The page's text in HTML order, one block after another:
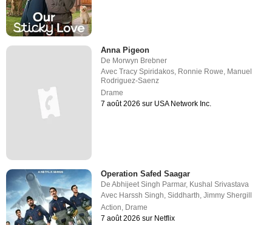
Anna Pigeon
De Morwyn Brebner
AvecTracy Spiridakos, Ronnie Rowe, Manuel
Rodriguez-Saenz
Drame
7 août 2026 sur USA Network Inc.
Operation Safed Saagar
DeAbhijeet Singh Parmar, Kushal Srivastava
Avec Harssh Singh ,Siddharth ,Jimmy Shergill
Action Drame
7 août 2026 sur Netflix